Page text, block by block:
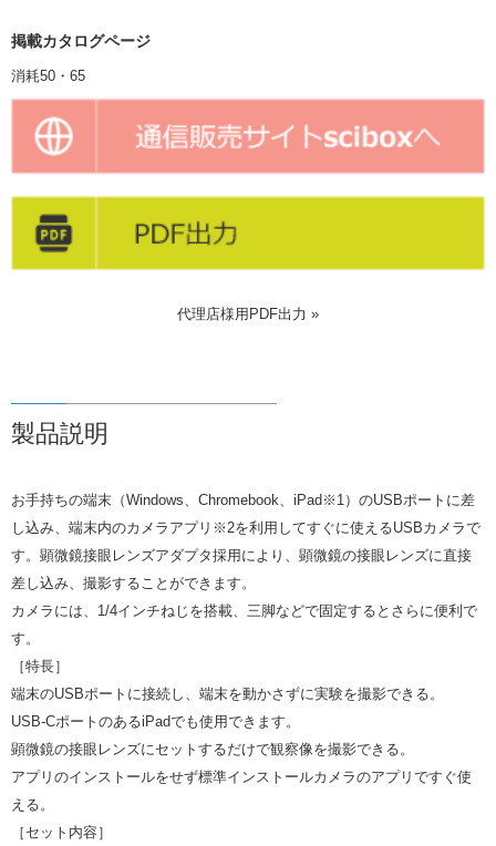
掲載カタログページ
消耗50・65
代理店様用PDF出力 »
製品説明
お手持ちの端末（Windows、Chromebook、iPad※1）のUSBポートに差
し込み、端末内のカメラアプリ※2を利用してすぐに使えるUSBカメラで
す。顕微鏡接眼レンズアダプタ採用により、顕微鏡の接眼レンズに直接
差し込み、撮影することができます。
カメラには、1/4インチねじを搭載、三脚などで固定するとさらに便利で
す。
［特長］
端末のUSBポートに接続し、端末を動かさずに実験を撮影できる。
USB-CポートのあるiPadでも使用できます。
顕微鏡の接眼レンズにセットするだけで観察像を撮影できる。
アプリのインストールをせず標準インストールカメラのアプリですぐ使
える。
［セット内容］